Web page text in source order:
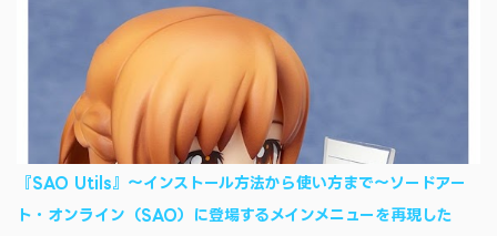
ドパーティー製のアプリを PC と Androidデバイス それぞれにイン
ストールすれば、Wi-Fiや USB接続 を通じて同期できるようにな
る。私も 2012年頃にAndroidウォークマン を使い始めた頃から便
利に活用させてもらっていたのだが、2023年現在はiSyncrを使っ
て同期ができないという声を多数見かけるようになった。 具体
的には、PC側のiSyncrアプリで設定したパスワードをAndroidアプ
リに入力しようとすると、入力したパスワードが保存されず、い
回避するには、次の手順が有効だ。 Androidデバイスの言語を英語
『SAO Utils』～インストール方法から使い方まで～ソードアー
ト・オンライン（SAO）に登場するメインメニューを再現した